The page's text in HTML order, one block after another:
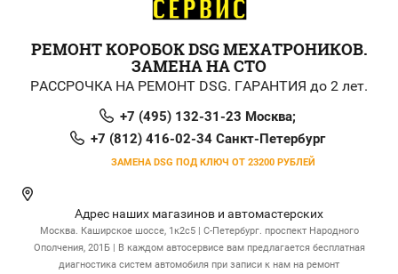
РЕМОНТ КОРОБОК DSG МЕХАТРОНИКОВ.
ЗАМЕНА НА СТО
РАССРОЧКА НА РЕМОНТ DSG. ГАРАНТИЯ до 2 лет.
+7 (495) 132-31-23 Москва;
+7 (812) 416-02-34 Санкт-Петербург
ЗАМЕНА DSG ПОД КЛЮЧ ОТ 23200 РУБЛЕЙ
Адрес наших магазинов и автомастерских
Москва. Каширское шоссе, 1к2с5 | С-Петербург. проспект Народного
Ополчения, 201Б | В каждом автосервисе вам предлагается бесплатная
диагностика систем автомобиля при записи к нам на ремонт